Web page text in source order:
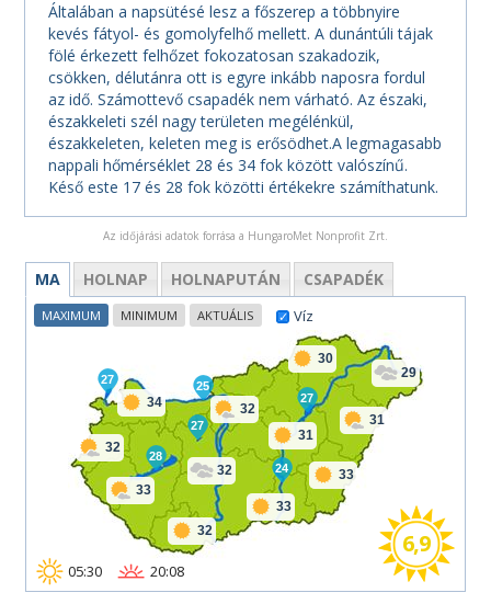
Általában a napsütésé lesz a főszerep a többnyire
kevés fátyol- és gomolyfelhő mellett. A dunántúli tájak
fölé érkezett felhőzet fokozatosan szakadozik,
csökken, délutánra ott is egyre inkább naposra fordul
az idő. Számottevő csapadék nem várható. Az északi,
északkeleti szél nagy területen megélénkül,
északkeleten, keleten meg is erősödhet.A legmagasabb
nappali hőmérséklet 28 és 34 fok között valószínű.
Késő este 17 és 28 fok közötti értékekre számíthatunk.
Az időjárási adatok forrása a HungaroMet Nonprofit Zrt.
MA HOLNAP HOLNAPUTÁN CSAPADÉK
34
32
33
32
32
33
31
32
30
33
31
29
27
28
27
25
24
27
05:30 20:08
6,9
Víz
MAXIMUM MINIMUM AKTUÁLIS